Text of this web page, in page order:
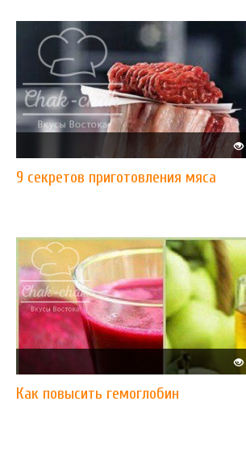
9 секретов приготовления мяса
Как повысить гемоглобин